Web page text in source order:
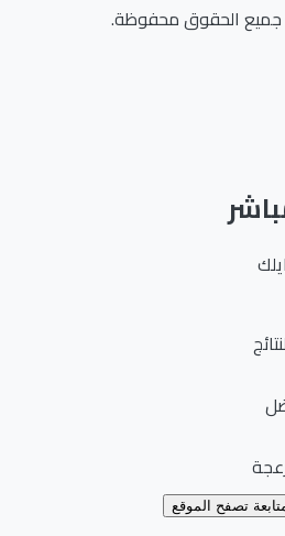
الحقوق محفوظة.
تصفح الموقع